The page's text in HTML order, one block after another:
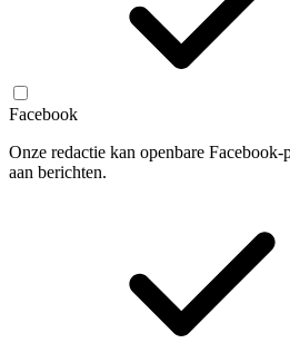
Facebook
Onze redactie kan openbare Facebook-
aan berichten.